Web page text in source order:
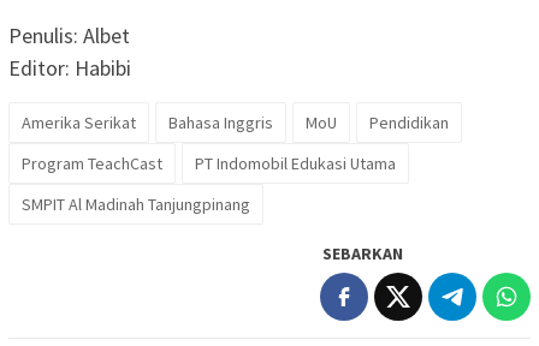
Penulis: Albet
Editor: Habibi
Amerika Serikat Bahasa Inggris MoU
Pendidikan
Program TeachCast
PT Indomobil Edukasi Utama
SMPIT Al Madinah Tanjungpinang
SEBARKAN